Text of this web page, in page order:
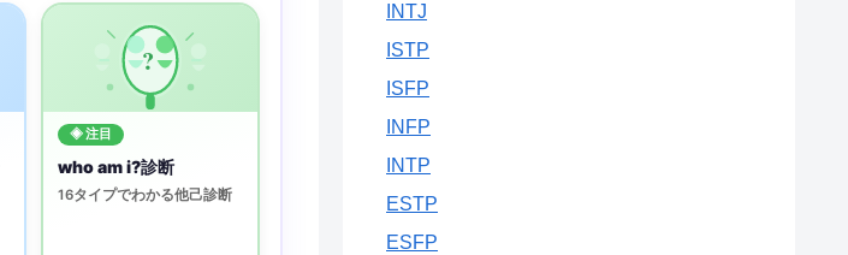
?
◈ 注目
who am i?診断
16タイプでわかる他己診断
INTJ
ISTP
ISFP
INFP
INTP
ESTP
ESFP